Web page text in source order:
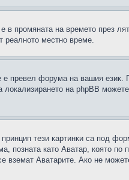
промяната на времето през
реалното местно време.
превел форума на вашия
на phpBB
тези картинки са под
като Аватар, която по
Аватарите. Ако не